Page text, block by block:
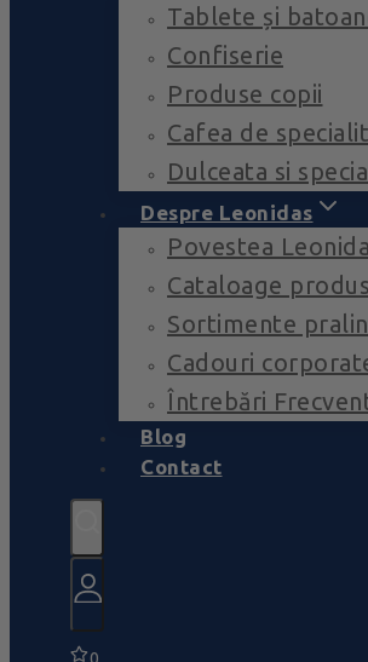
Tablete și
Confiserie
Produse copii
Cafea de
Dulceata si
Despre Leonidas
Povestea
Cataloage
Sortimente
Cadouri
Întrebări
Blog
Contact
0